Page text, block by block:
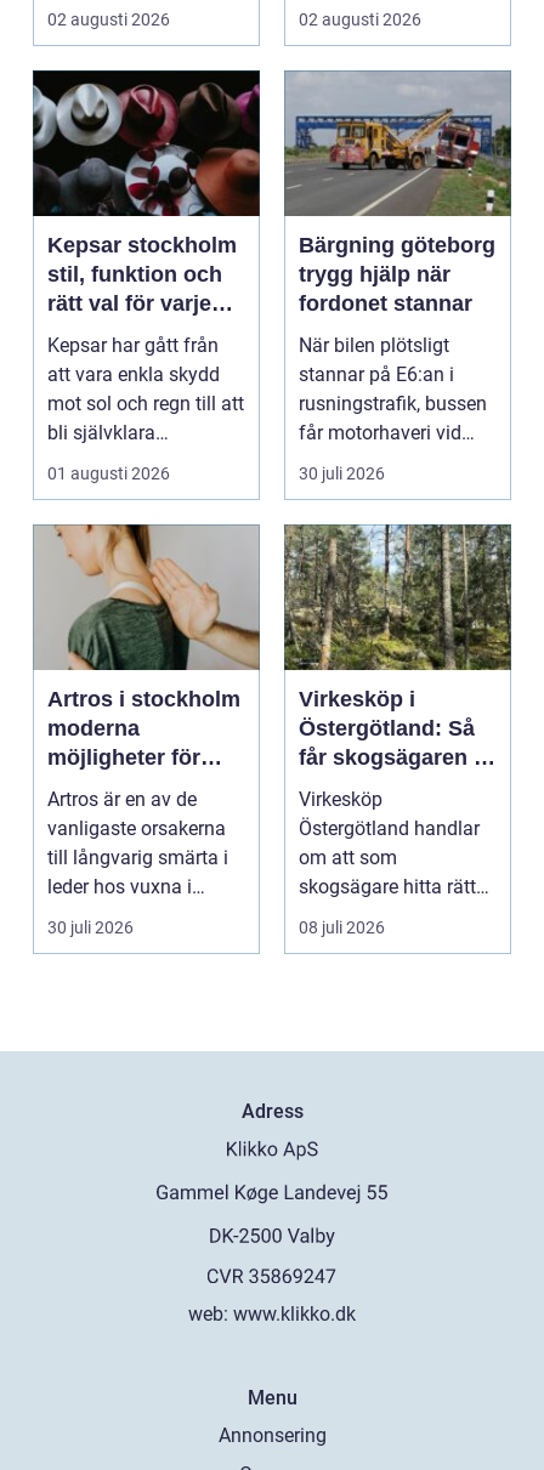
samtidigt få ett
02 augusti 2026
känna sig tryg...
02 augusti 2026
Kepsar stockholm
stil, funktion och
rätt val för varje
huvud
Kepsar har gått från
att vara enkla skydd
mot sol och regn till att
bli självklara
modeplagg i stors...
01 augusti 2026
Bärgning göteborg
trygg hjälp när
fordonet stannar
När bilen plötsligt
stannar på E6:an i
rusningstrafik, bussen
får motorhaveri vid
hållplatsen eller ...
30 juli 2026
Artros i stockholm
moderna
möjligheter för
mindre smärta och
mer rörelse
Artros är en av de
vanligaste orsakerna
till långvarig smärta i
leder hos vuxna i
Sverige. Många i S...
30 juli 2026
Virkesköp i
Östergötland: Så
får skogsägaren ut
mer av sin skog
Virkesköp
Östergötland handlar
om att som
skogsägare hitta rätt
köpare...
08 juli 2026
Adress
web: www.klikko.dk
Menu
Annonsering